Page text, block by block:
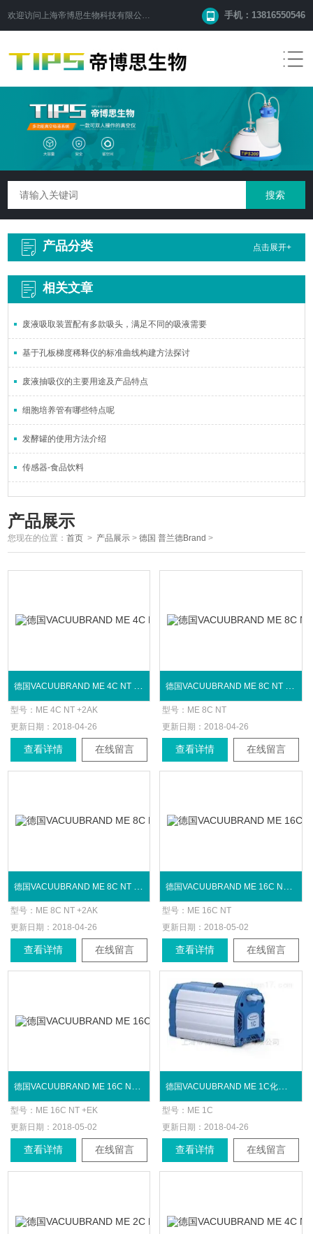
欢迎访问 上海帝博思生物科技有限公司 手机：13816550546
产品分类 点击展开+
相关文章
废液吸取装置配有多款吸头，满足不同的吸液需要
基于孔板梯度稀释仪的标准曲线构建方法探讨
废液抽吸仪的主要用途及产品特点
细胞培养管有哪些特点呢
发酵罐的使用方法介绍
传感器-食品饮料
产品展示
您现在的位置：首页 > 产品展示 >德国 普兰德Brand >
型号： ME 4C NT +2AK
更新日期： 2018-04-26
查看详情 在线留言
型号： ME 8C NT
更新日期： 2018-04-26
查看详情 在线留言
型号： ME 8C NT +2AK
更新日期： 2018-04-26
查看详情 在线留言
型号： ME 16C NT
更新日期： 2018-05-02
查看详情 在线留言
德国VACUUBRAND ME 16C NT +EK化学真空系统
型号： ME 16C NT +EK
更新日期：2018-05-02
查看详情 在线留言
德国VACUUBRAND ME 1C化学隔膜泵
型号： ME 1C
更新日期：2018-04-26
查看详情 在线留言